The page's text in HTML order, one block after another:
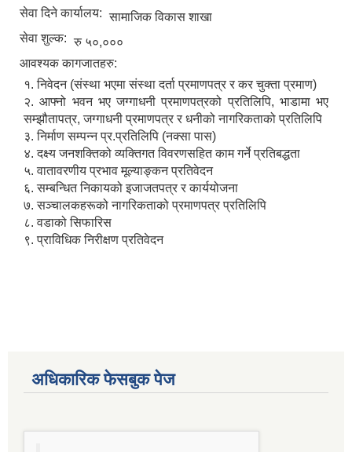
सेवा दिने कार्यालय: सामाजिक विकास शाखा
सेवा शुल्क: रु ५०,०००
आवश्यक कागजातहरु:
१. निवेदन (संस्था भएमा संस्था दर्ता प्रमाणपत्र र कर चुक्ता प्रमाण)
२. आफ्नो भवन भए जग्गाधनी प्रमाणपत्रको प्रतिलिपि, भाडामा भए
सम्झौतापत्र, जग्गाधनी प्रमाणपत्र र धनीको नागरिकताको प्रतिलिपि
३. निर्माण सम्पन्न प्र.प्रतिलिपि (नक्सा पास)
४. दक्ष्य जनशक्तिको व्यक्तिगत विवरणसहित काम गर्ने प्रतिबद्धता
५. वातावरणीय प्रभाव मूल्याङ्कन प्रतिवेदन
६. सम्बन्धित निकायको इजाजतपत्र र कार्ययोजना
७. सञ्चालकहरूको नागरिकताको प्रमाणपत्र प्रतिलिपि
८. वडाको सिफारिस
९. प्राविधिक निरीक्षण प्रतिवेदन
अधिकारिक फेसबुक पेज